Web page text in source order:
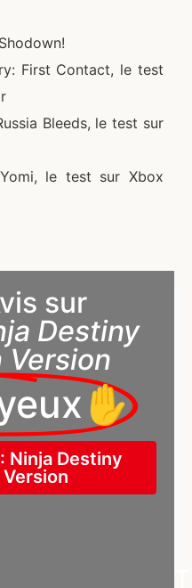
First Contact, le test
Bleeds, le test sur
le test sur Xbox
sur
Destiny
Version
Ninja Destiny